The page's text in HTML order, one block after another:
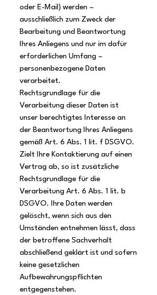
oder E-Mail) werden –
ausschließlich zum Zweck der
Bearbeitung und Beantwortung
Ihres Anliegens und nur im dafür
erforderlichen Umfang –
personenbezogene Daten
verarbeitet.
Rechtsgrundlage für die
Verarbeitung dieser Daten ist
unser berechtigtes Interesse an
der Beantwortung Ihres Anliegens
gemäß Art. 6 Abs. 1 lit. f DSGVO.
Zielt Ihre Kontaktierung auf einen
Vertrag ab, so ist zusätzliche
Rechtsgrundlage für die
Verarbeitung Art. 6 Abs. 1 lit. b
DSGVO. Ihre Daten werden
gelöscht, wenn sich aus den
Umständen entnehmen lässt, dass
der betroffene Sachverhalt
abschließend geklärt ist und sofern
keine gesetzlichen
Aufbewahrungspflichten
entgegenstehen.